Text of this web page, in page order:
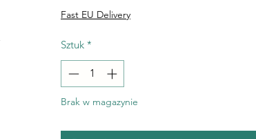
Fast EU Delivery
Sztuk *
Brak w magazynie